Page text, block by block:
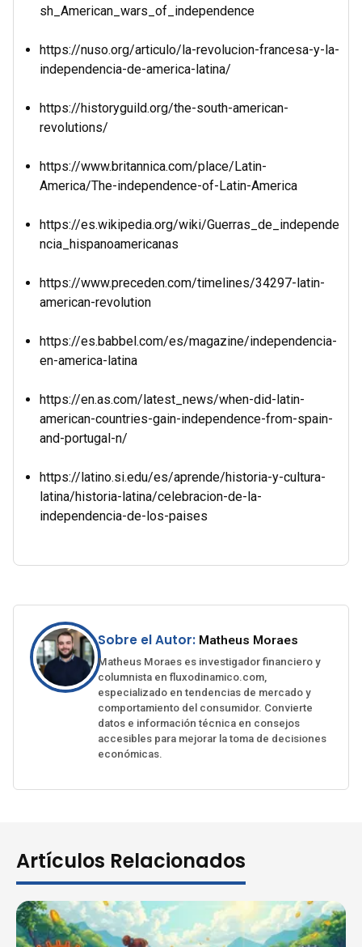
sh_American_wars_of_independence
https://nuso.org/articulo/la-revolucion-francesa-y-la-
independencia-de-america-latina/
https://historyguild.org/the-south-american-
revolutions/
https://www.britannica.com/place/Latin-
America/The-independence-of-Latin-America
https://es.wikipedia.org/wiki/Guerras_de_independe
ncia_hispanoamericanas
https://www.preceden.com/timelines/34297-latin-
american-revolution
https://es.babbel.com/es/magazine/independencia-
en-america-latina
https://en.as.com/latest_news/when-did-latin-
american-countries-gain-independence-from-spain-
and-portugal-n/
https://latino.si.edu/es/aprende/historia-y-cultura-
latina/historia-latina/celebracion-de-la-
independencia-de-los-paises
Sobre el Autor: Matheus Moraes
Matheus Moraes es investigador financiero y
columnista en fluxodinamico.com,
especializado en tendencias de mercado y
comportamiento del consumidor. Convierte
datos e información técnica en consejos
accesibles para mejorar la toma de decisiones
económicas.
Artículos Relacionados